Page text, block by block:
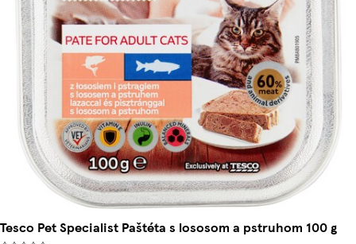
Tesco Pet Specialist Paštéta s lososom a pstruhom 100 g